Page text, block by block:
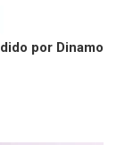
por Dinamo